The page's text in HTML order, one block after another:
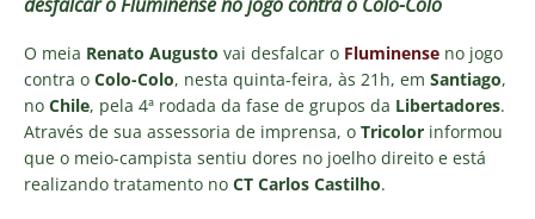
O meia Renato Augusto vai desfalcar o Fluminense no jogo
contra o Colo-Colo, nesta quinta-feira, às 21h, em Santiago,
no Chile, pela 4ª rodada da fase de grupos da Libertadores.
Através de sua assessoria de imprensa, o Tricolor informou
que o meio-campista sentiu dores no joelho direito e está
realizando tratamento no CT Carlos Castilho.